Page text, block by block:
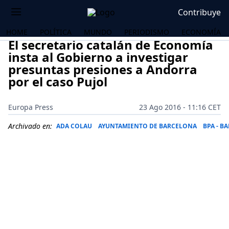
Contribuye
HOME POLÍTICA MUNDO PERIODISMO ECONOMÍA
El secretario catalán de Economía
insta al Gobierno a investigar
presuntas presiones a Andorra
por el caso Pujol
Europa Press
23 Ago 2016 - 11:16 CET
Archivado en: ADA COLAU AYUNTAMIENTO DE BARCELONA BPA -